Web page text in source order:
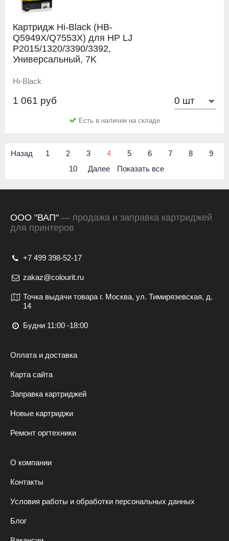
Картридж Hi-Black (HB-
Q5949X/Q7553X) для HP LJ
P2015/1320/3390/3392,
Универсальный, 7K
Hi-Black
1 061 руб
Есть в наличии на складе
Назад 1 2 3 4 5 6 7 8
9
10
Далее Показать все
ООО "ВАП" — продажа и заправка картриджей
для принтеров
+7 499 398-52-17
zakaz@colourit.ru
Точка выдачи товара г. Москва, ул. Тимирязевская, д.
14
Будни 11:00 -18:00
Оплата и доставка
Карта сайта
Заправка картриджей
Новые картриджи
Ремонт оргтехники
О компании
Контакты
Условия работы и обработки персональных данных
Блог